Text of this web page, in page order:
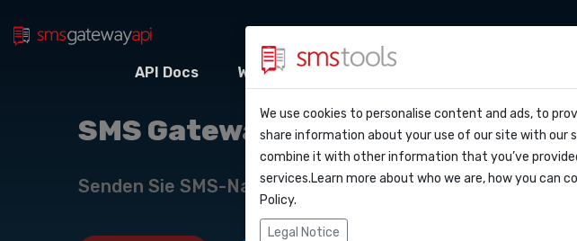
API Docs Webhooks Integrationen
API Docs
Blog
Service level agreement
(sla)
Angebot anfordern
SMS Gateway API nach
Senden Sie SMS-Nachrichten über unsere SMS Gateway
We use cookies to personalise content and ads, to
share information about your use of our site with our
combine it with other information that you’ve
services.Learn more about who we are, how you can
Policy.
Legal Notice